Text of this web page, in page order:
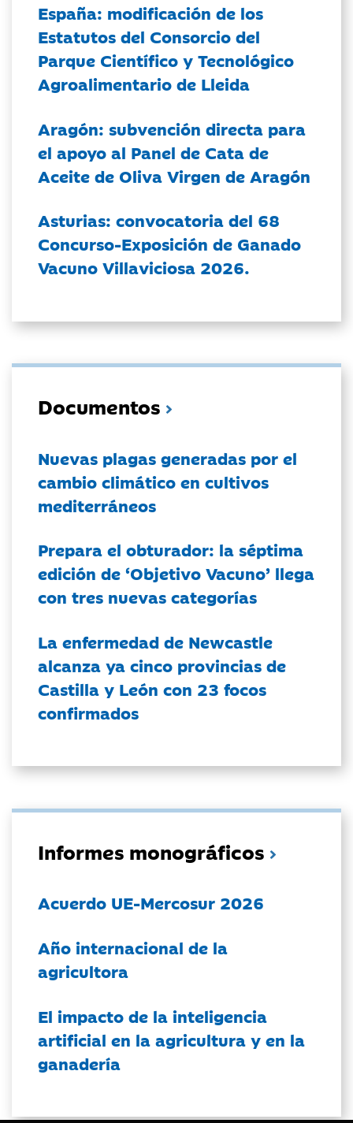
España: modificación de los
Estatutos del Consorcio del
Parque Científico y Tecnológico
Agroalimentario de Lleida
Aragón: subvención directa para
el apoyo al Panel de Cata de
Aceite de Oliva Virgen de Aragón
Asturias: convocatoria del 68
Concurso-Exposición de Ganado
Vacuno Villaviciosa 2026.
Documentos
Nuevas plagas generadas por el
cambio climático en cultivos
mediterráneos
Prepara el obturador: la séptima
edición de ‘Objetivo Vacuno’ llega
con tres nuevas categorías
La enfermedad de Newcastle
alcanza ya cinco provincias de
Castilla y León con 23 focos
confirmados
Informes monográficos
Acuerdo UE-Mercosur 2026
Año internacional de la
agricultora
El impacto de la inteligencia
artificial en la agricultura y en la
ganadería